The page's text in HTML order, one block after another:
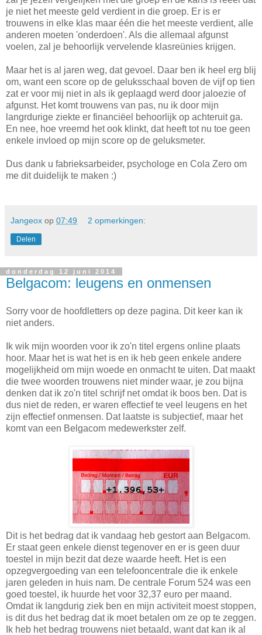
je niet het meeste geld verdient in die groep. Er is er
trouwens in elke klas maar één die het meeste verdient, alle
anderen moeten 'onderdoen'. Als die allemaal afgunst
voelen, zal je behoorlijk vervelende klasreünies krijgen.
Maar het is al jaren weg, dat gevoel. Daar ben ik heel erg blij
om, want een score op de geluksschaal boven de vijf op tien
zat er voor mij niet in als ik geplaagd werd door jaloezie of
afgunst. Het komt trouwens van pas, nu ik door mijn
langrdurige ziekte er financiëel behoorlijk op achteruit ga.
En nee, hoe vreemd het ook klinkt, dat heeft tot nu toe geen
enkele invloed op mijn score op de geluksmeter.
Dus dank u fabrieksarbeider, psychologe en Cola Zero om
me dit duidelijk te maken :)
Jangeox op 07:49 2 opmerkingen:
Delen
donderdag 12 juni 2014
Belgacom: leugens en onmensen
Sorry voor de hoofdletters op deze pagina. Dit keer kan ik
niet anders.
Ik wik mijn woorden voor ik zo'n titel ergens online plaats
hoor. Maar het is wat het is en ik heb geen enkele andere
mogelijkheid om mijn woede en onmacht te uiten. Dat maakt
die twee woorden trouwens niet minder waar, je zou bijna
denken dat ik zo'n titel schrijf net omdat ik boos ben. Dat is
dus niet de reden, er waren effectief te veel leugens en het
zijn effectief onmensen. Dat laatste is subjectief, maar het
komt van een Belgacom medewerkster zelf.
Dit is het bedrag dat ik vandaag heb gestort aan Belgacom.
Er staat geen enkele dienst tegenover en er is geen duur
toestel in mijn bezit dat deze waarde heeft. Het is een
opzegvergoeding van een telefooncentrale die ik enkele
jaren geleden in huis nam. De centrale Forum 524 was een
goed toestel, ik huurde het voor 32,37 euro per maand.
Omdat ik langdurig ziek ben en mijn activiteit moest stoppen,
is dit dus het bedrag dat ik moet betalen om ze op te zeggen.
Ik heb het bedrag trouwens niet betaald, want dat kan ik al